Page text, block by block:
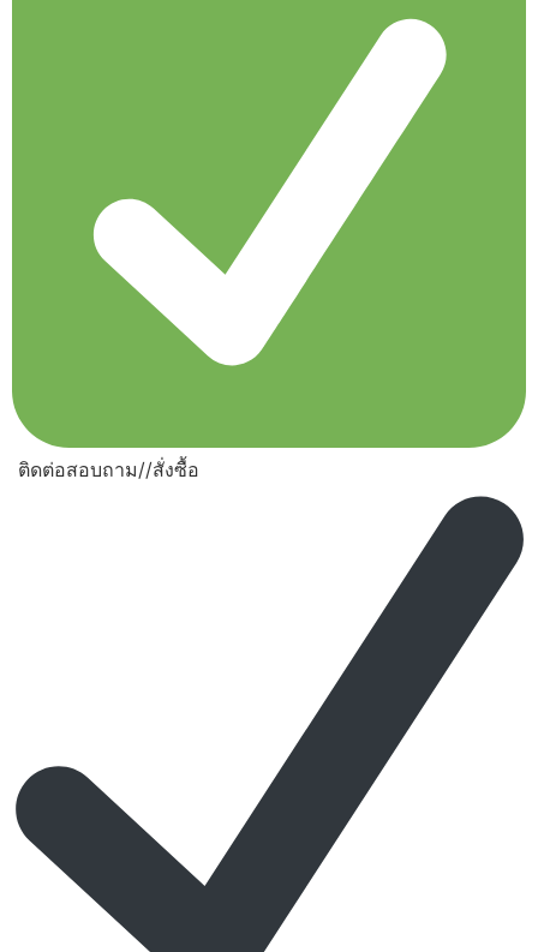
ติดต่อสอบถาม//สั่งซื้อ